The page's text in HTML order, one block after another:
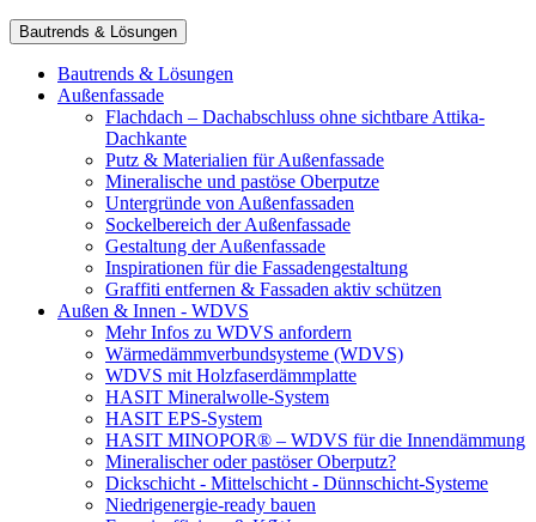
Bautrends & Lösungen
Bautrends & Lösungen
Außenfassade
Flachdach – Dachabschluss ohne sichtbare Attika-
Dachkante
Putz & Materialien für Außenfassade
Mineralische und pastöse Oberputze
Untergründe von Außenfassaden
Sockelbereich der Außenfassade
Gestaltung der Außenfassade
Inspirationen für die Fassadengestaltung
Graffiti entfernen & Fassaden aktiv schützen
Außen & Innen - WDVS
Mehr Infos zu WDVS anfordern
Wärmedämmverbundsysteme (WDVS)
WDVS mit Holzfaserdämmplatte
HASIT Mineralwolle-System
HASIT EPS-System
HASIT MINOPOR® – WDVS für die Innendämmung
Mineralischer oder pastöser Oberputz?
Dickschicht - Mittelschicht - Dünnschicht-Systeme
Niedrigenergie-ready bauen